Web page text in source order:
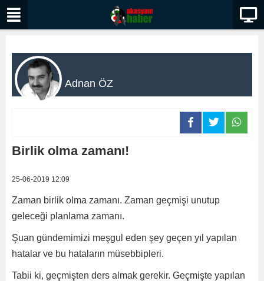
Adnan ÖZ
Birlik olma zamanı!
25-06-2019 12:09
Zaman birlik olma zamanı. Zaman geçmişi unutup
geleceği planlama zamanı.
Şuan gündemimizi meşgul eden şey geçen yıl yapılan
hatalar ve bu hataların müsebbipleri.
Tabii ki, geçmişten ders almak gerekir. Geçmişte yapılan